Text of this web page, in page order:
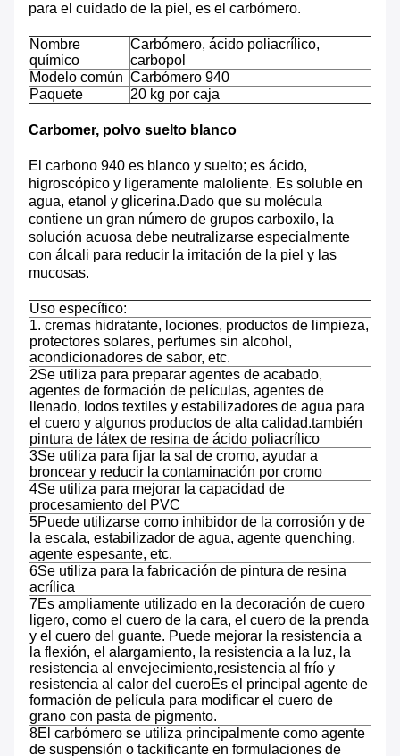
para el cuidado de la piel, es el carbómero.
Nombre
químico
Carbómero, ácido poliacrílico,
carbopol
Modelo común Carbómero 940
Paquete
20 kg por caja
Carbomer, polvo suelto blanco
El carbono 940 es blanco y suelto; es ácido,
higroscópico y ligeramente maloliente. Es soluble en
agua, etanol y glicerina.Dado que su molécula
contiene un gran número de grupos carboxilo, la
solución acuosa debe neutralizarse especialmente
con álcali para reducir la irritación de la piel y las
mucosas.
Uso específico:
1. cremas hidratante, lociones, productos de limpieza,
protectores solares, perfumes sin alcohol,
acondicionadores de sabor, etc.
2Se utiliza para preparar agentes de acabado,
agentes de formación de películas, agentes de
llenado, lodos textiles y estabilizadores de agua para
el cuero y algunos productos de alta calidad.también
pintura de látex de resina de ácido poliacrílico
3Se utiliza para fijar la sal de cromo, ayudar a
broncear y reducir la contaminación por cromo
4Se utiliza para mejorar la capacidad de
procesamiento del PVC
5Puede utilizarse como inhibidor de la corrosión y de
la escala, estabilizador de agua, agente quenching,
agente espesante, etc.
6Se utiliza para la fabricación de pintura de resina
acrílica
7Es ampliamente utilizado en la decoración de cuero
ligero, como el cuero de la cara, el cuero de la prenda
y el cuero del guante. Puede mejorar la resistencia a
la flexión, el alargamiento, la resistencia a la luz, la
resistencia al envejecimiento,resistencia al frío y
resistencia al calor del cueroEs el principal agente de
formación de película para modificar el cuero de
grano con pasta de pigmento.
8El carbómero se utiliza principalmente como agente
de suspensión o tackificante en formulaciones de